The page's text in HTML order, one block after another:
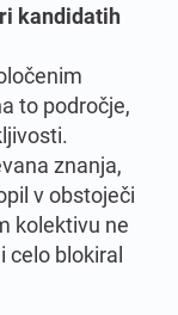
kandidatih
to področje,
znanja,
v obstoječi
kolektivu ne
celo blokiral